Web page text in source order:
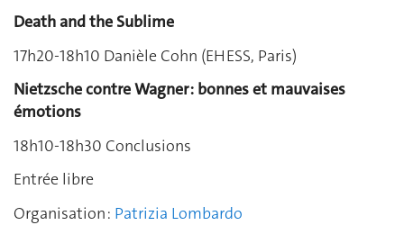
Death and the Sublime
17h20-18h10 Danièle Cohn (EHESS, Paris)
Nietzsche contre Wagner : bonnes et mauvaises
émotions
18h10-18h30 Conclusions
Entrée libre
Organisation : Patrizia Lombardo